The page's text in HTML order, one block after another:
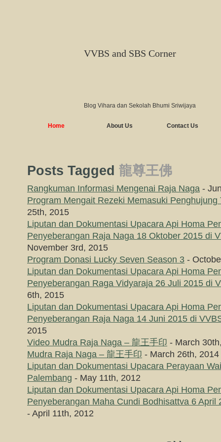
VVBS and SBS Corner
Blog Vihara dan Sekolah Bhumi Sriwijaya
Home About Us Contact Us
Posts Tagged 龍尊王佛
Rangkuman Informasi Mengenai Raja Naga -
Program Mengait Rezeki Memasuki Penghujung
25th, 2015
Liputan dan Dokumentasi Upacara Api Homa
Penyeberangan Raja Naga 18 Oktober 2015 di
November 3rd, 2015
Program Donasi Lucky Seven Season 3 -
Liputan dan Dokumentasi Upacara Api Homa
Penyeberangan Raga Vidyaraja 26 Juli 2015 di
6th, 2015
Liputan dan Dokumentasi Upacara Api Homa
Penyeberangan Raja Naga 14 Juni 2015 di
2015
Video Mudra Raja Naga – 龍王手印 - March
Mudra Raja Naga – 龍王手印 - March 26th, 2014
Liputan dan Dokumentasi Upacara Perayaan
Palembang - May 11th, 2012
Liputan dan Dokumentasi Upacara Api Homa
Penyeberangan Maha Cundi Bodhisattva 6 April
- April 11th, 2012